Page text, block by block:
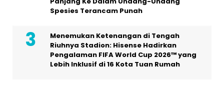
Spesies Terancam Punah
Menemukan Ketenangan di Tengah
Riuhnya Stadion: Hisense Hadirkan
Pengalaman FIFA World Cup 2026™ yang
Lebih Inklusif di 16 Kota Tuan Rumah